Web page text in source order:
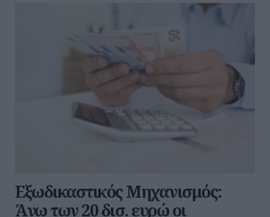
Εξωδικαστικός Μηχανισμός:
Άνω των 20 δισ. ευρώ οι